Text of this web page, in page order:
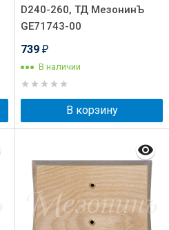
D240-260, ТД МезонинЪ
GE71743-00
739 ₽
В наличии
В корзину